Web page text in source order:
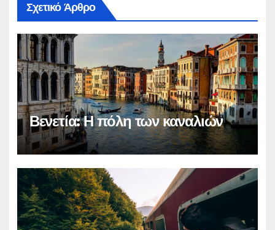
Σχετικό Άρθρο
Βενετία: Η πόλη των καναλιών